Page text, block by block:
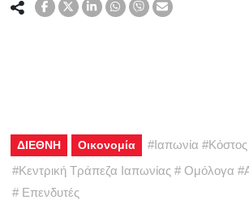
ΔΙΕΘΝΗ Οικονομία #Ιαπωνία #
#Κεντρική Τράπεζα Ιαπωνίας # Ομόλογα #
# Επενδυτές